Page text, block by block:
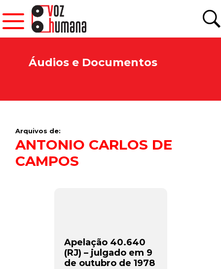
Áudios e Documentos
Arquivos de:
ANTONIO CARLOS DE
CAMPOS
Apelação 40.640
(RJ) – julgado em 9
de outubro de 1978